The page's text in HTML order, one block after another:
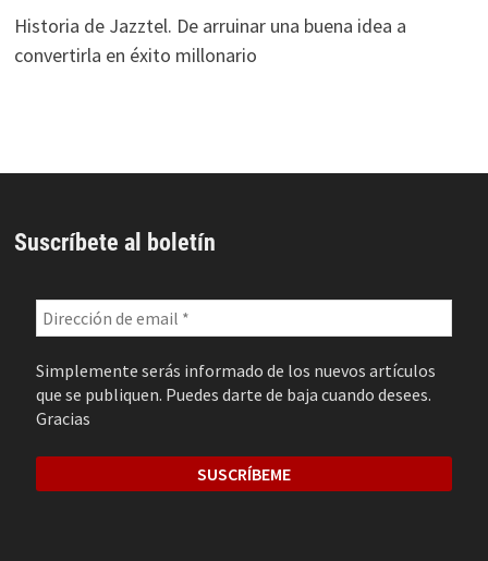
Historia de Jazztel. De arruinar una buena idea a
convertirla en éxito millonario
Suscríbete al boletín
Simplemente serás informado de los nuevos artículos
que se publiquen. Puedes darte de baja cuando desees.
Gracias